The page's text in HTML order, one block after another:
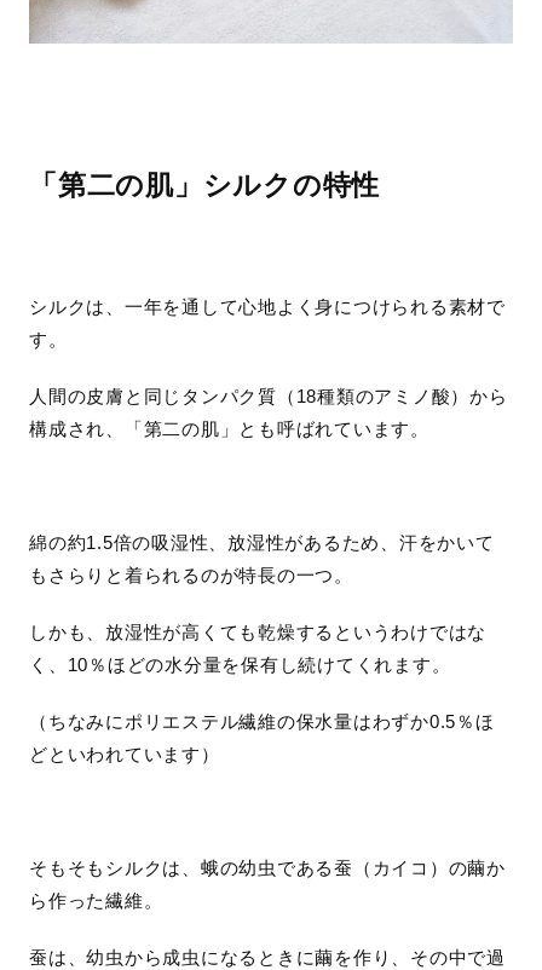
「第二の肌」シルクの特性
シルクは、一年を通して心地よく身につけられる素材で
す。
人間の皮膚と同じタンパク質（18種類のアミノ酸）から
構成され、「第二の肌」とも呼ばれています。
綿の約1.5倍の吸湿性、放湿性があるため、汗をかいて
もさらりと着られるのが特長の一つ。
しかも、放湿性が高くても乾燥するというわけではな
く、10％ほどの水分量を保有し続けてくれます。
（ちなみにポリエステル繊維の保水量はわずか0.5％ほ
どといわれています）
そもそもシルクは、蛾の幼虫である蚕（カイコ）の繭か
ら作った繊維。
蚕は、幼虫から成虫になるときに繭を作り、その中で過